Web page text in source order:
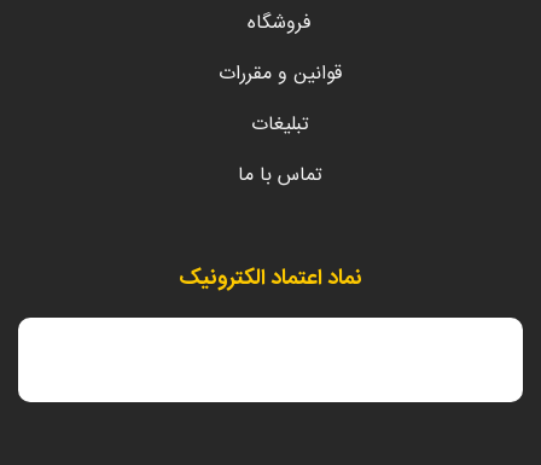
فروشگاه
قوانین و مقررات
تبلیغات
تماس با ما
نماد اعتماد الکترونیک